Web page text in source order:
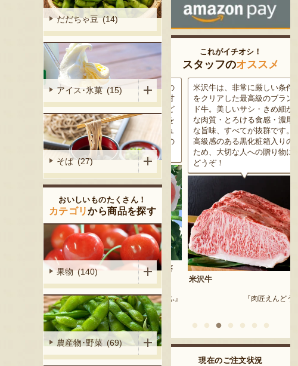
だだちゃ豆 (14)
アイス･氷菓 (15)
そば (27)
おいしいものたくさん！
カテゴリから商品を探す
果物 (140)
農産物･野菜 (69)
これがイチオシ！
スタッフのオススメ
フデザイン』
「今が最高」と見極めた旬の
桃をお届けします。王道の甘
さから希少な味わいまで、ど
んな品種に出会えるかは箱を
開けてからのお楽しみ。ジュ
ーシーで個性豊かな「山形の
桃たち」をご堪能ください。
予約注文：山形県産 桃（贈答
用・家庭用）
『Farmおとらふ』
米沢牛は、非常に厳しい条件
をクリアした最高級のブラン
ド牛。美しいサシ・きめ細か
な肉質・とろける食感・濃厚
な旨味、すべてが抜群です。
高級感のある黒化粧箱入りの
ため、大切な人への贈り物に
どうぞ！
米沢牛
『肉匠えんどう』
現在のご注文状況